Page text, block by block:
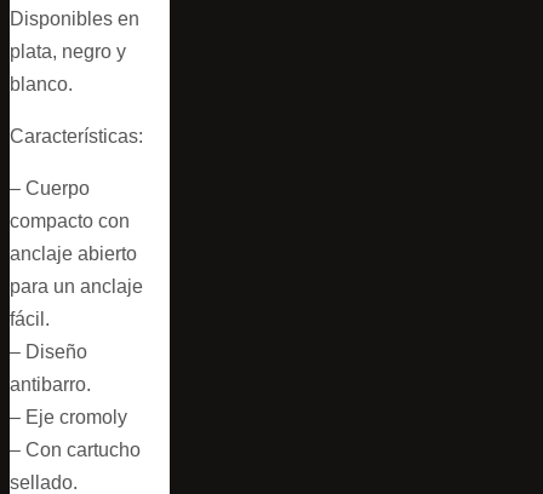
Disponibles en
plata, negro y
blanco.
Características:
– Cuerpo
compacto con
anclaje abierto
para un anclaje
fácil.
– Diseño
antibarro.
– Eje cromoly
– Con cartucho
sellado.